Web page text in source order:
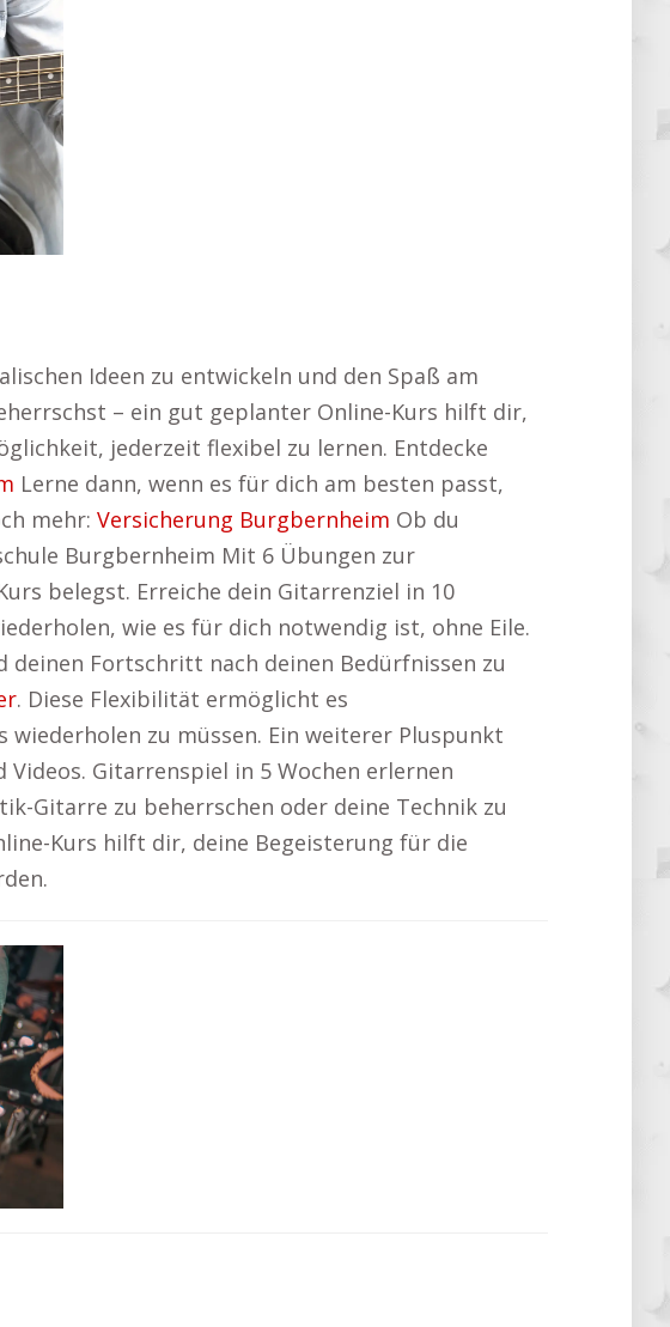
Ideen zu entwickeln und den Spaß am
– ein gut geplanter Online-Kurs hilft dir,
jederzeit flexibel zu lernen. Entdecke
Lerne dann, wenn es für dich am besten passt,
mehr: Versicherung Burgbernheim Ob du
Burgbernheim Mit 6 Übungen zur
belegst. Erreiche dein Gitarrenziel in 10
wie es für dich notwendig ist, ohne Eile.
Fortschritt nach deinen Bedürfnissen zu
. Diese Flexibilität ermöglicht es
zu müssen. Ein weiterer Pluspunkt
Gitarrenspiel in 5 Wochen erlernen
Gitarre zu beherrschen oder deine Technik zu
Kurs hilft dir, deine Begeisterung für die